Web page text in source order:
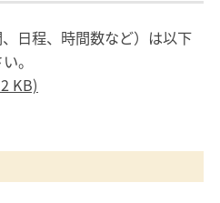
日程、時間数など）は以下
。
KB)